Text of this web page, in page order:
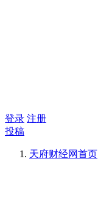
登录 注册
投稿
天府财经网首页